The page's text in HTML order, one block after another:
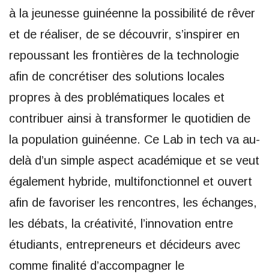
à la jeunesse guinéenne la possibilité de rêver
et de réaliser, de se découvrir, s’inspirer en
repoussant les frontières de la technologie
afin de concrétiser des solutions locales
propres à des problématiques locales et
contribuer ainsi à transformer le quotidien de
la population guinéenne. Ce Lab in tech va au-
delà d’un simple aspect académique et se veut
également hybride, multifonctionnel et ouvert
afin de favoriser les rencontres, les échanges,
les débats, la créativité, l’innovation entre
étudiants, entrepreneurs et décideurs avec
comme finalité d’accompagner le